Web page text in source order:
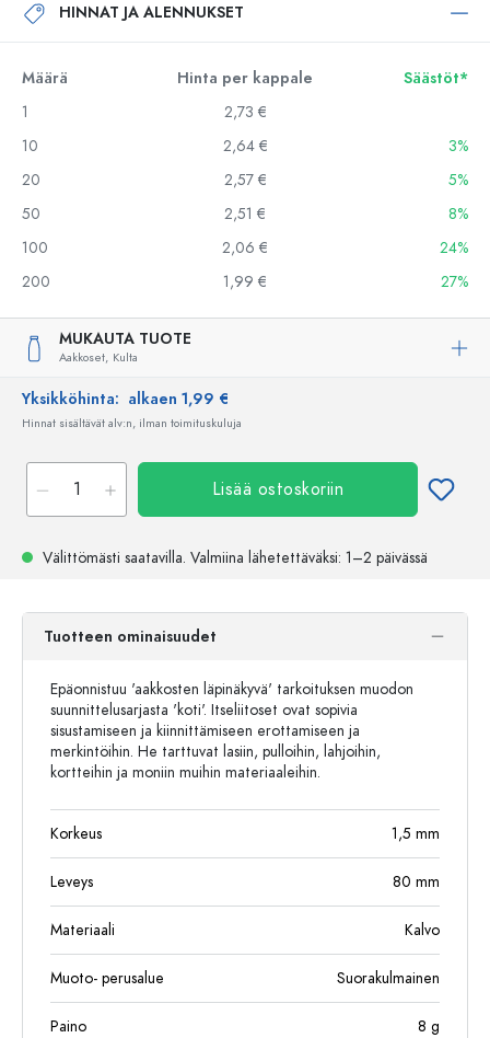
HINNAT JA ALENNUKSET
Määrä Hinta per kappale
Säästöt*
1
2,73 €
10
2,64 €
3%
20
2,57 €
5%
50
2,51 €
8%
100
2,06 €
24%
200
1,99 € 27%
MUKAUTA TUOTE
Aakkoset, Kulta
Yksikköhinta: alkaen 1,99 €
Hinnat sisältävät alv:n, ilman toimituskuluja
Lisää ostoskoriin
Välittömästi saatavilla. Valmiina lähetettäväksi: 1–2 päivässä
Tuotteen ominaisuudet
Epäonnistuu 'aakkosten läpinäkyvä' tarkoituksen muodon
suunnittelusarjasta 'koti'. Itseliitoset ovat sopivia
sisustamiseen ja kiinnittämiseen erottamiseen ja
merkintöihin. He tarttuvat lasiin, pulloihin, lahjoihin,
kortteihin ja moniin muihin materiaaleihin.
Korkeus 1,5 mm
Leveys 80 mm
Materiaali Kalvo
Muoto- perusalue Suorakulmainen
Paino 8 g